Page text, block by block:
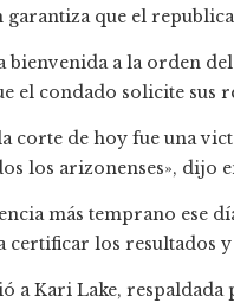
que el
bienvenida a la orden
el condado solicite sus
corte de hoy fue una
los arizonenses», dijo
más temprano ese
certificar los resultados
a Kari Lake,